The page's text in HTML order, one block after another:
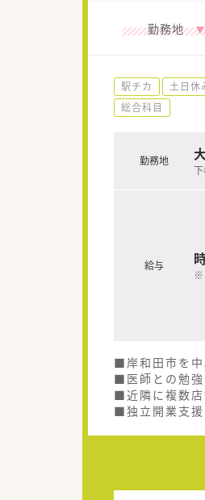
勤務地
駅チカ 土日休
総合科目
勤務地
給与
※
■岸和田市を中
■医師との勉強
■近隣に複数店
■独立開業支援